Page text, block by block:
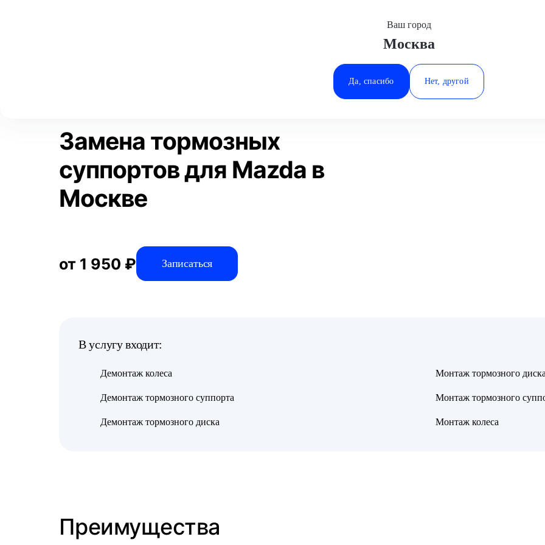
Минеральные Воды
Ростов-на-Дону
Ставрополь
Ваш город
Москва
Да, спасибо Нет, другой
Замена тормозных суппортов Mazda
Статьи
Замена тормозных
суппортов для Mazda в
Москве
от 1 950 ₽ Записаться
В услугу входит:
Демонтаж колеса
Демонтаж тормозного суппорта
Демонтаж тормозного диска
Монтаж тормозного диска
Монтаж тормозного
Монтаж колеса
Преимущества